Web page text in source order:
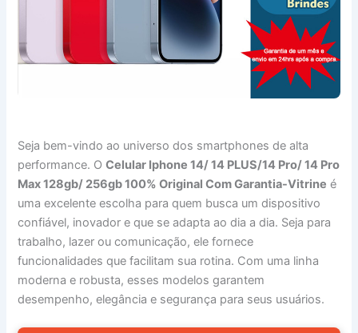
Seja bem-vindo ao universo dos smartphones de alta
performance. OCelular Iphone 14/ 14 PLUS/14 Pro/ 14 Pro
Max 128gb/ 256gb 100% Original Com Garantia-Vitrine é
uma excelente escolha para quem busca um dispositivo
confiável, inovador e que se adapta ao dia a dia. Seja para
trabalho, lazer ou comunicação, ele fornece
funcionalidades que facilitam sua rotina. Com uma linha
moderna e robusta, esses modelos garantem
desempenho, elegância e segurança para seus usuários.